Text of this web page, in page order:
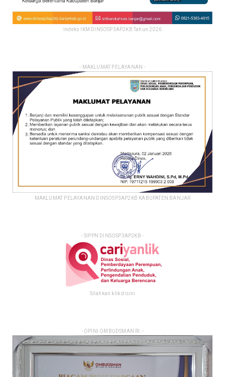
Indeks IKM DINSOSP3AP2KB Tahun 2026
- MAKLUMAT PELAYANAN -
MAKLUMAT PELAYANAN DINSOSP3AP2KB KABUPATEN BANJAR
- SIPPN DINSOSP3AP2KB -
Silahkan klik disini
- OPINI OMBUDSMAN RI: -